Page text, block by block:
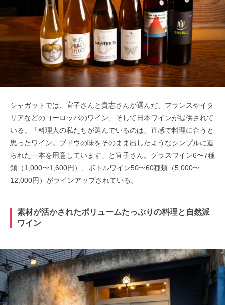
シャガットでは、宜子さんと貴志さんが選んだ、フランスやイタ
リアなどのヨーロッパのワイン、そして日本ワインが提供されて
いる。「料理人の私たちが選んでいるのは、直感で料理に合うと
思ったワイン。ブドウの味をそのまま出したようなシンプルに造
られた一本を用意しています」と宜子さん。グラスワイン6〜7種
類（1,000〜1,600円）、ボトルワイン50〜60種類（5,000〜
12,000円）がラインアップされている。
素材が活かされたボリュームたっぷりの料理と自然派
ワイン